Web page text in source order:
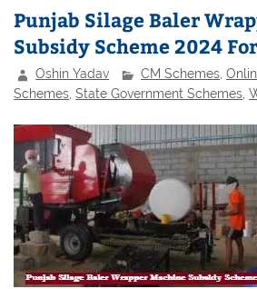
Punjab Silage Baler
Subsidy Scheme 2024
Oshin Yadav CM Schemes,
Schemes ,State Government Schemes ,